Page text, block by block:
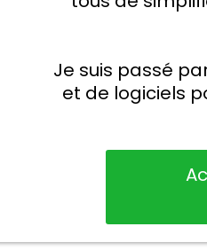
Je suis passé
et de logiciels